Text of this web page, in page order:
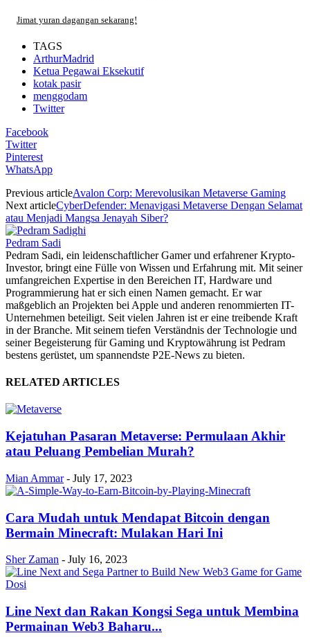
Jimat yuran dagangan sekarang!
TAGS
ArthurMadrid
Ketua Pegawai Eksekutif
kotak pasir
menggodam
Twitter
Facebook
Twitter
Pinterest
WhatsApp
Previous articleAvalon Corp: Merevolusikan Metaverse Gaming
Next articleCyberDefender: Menavigasi Metaverse Dengan Selamat
atau Menjadi Mangsa Jenayah Siber?
Pedram Sadi
Pedram Sadi, ein leidenschaftlicher Gamer und erfahrener Krypto-
Investor, bringt eine Fülle von Wissen und Erfahrung mit. Mit seiner
umfangreichen Expertise in den Bereichen IT, Hardware und
Programmierung hat er sich einen Namen gemacht. Er war
maßgeblich an Projekten bei Apple und anderen renommierten IT-
Unternehmen beteiligt. Seit vielen Jahren ist er eine treibende Kraft
in der Branche. Mit seinem tiefen Verständnis der Technologie und
seiner Begeisterung für Gaming und Kryptowährung ist Pedram
bestens gerüstet, um spannendste P2E-News zu bieten.
RELATED ARTICLES
Kejatuhan Pasaran Metaverse: Permulaan Akhir
atau Peluang Pembelian Murah?
Mian Ammar - July 17, 2023
Cara Mudah untuk Mendapat Bitcoin dengan
Bermain Minecraft: Mulakan Hari Ini
Sher Zaman - July 16, 2023
Line Next dan Rakan Kongsi Sega untuk Membina
Permainan Web3 Baharu...